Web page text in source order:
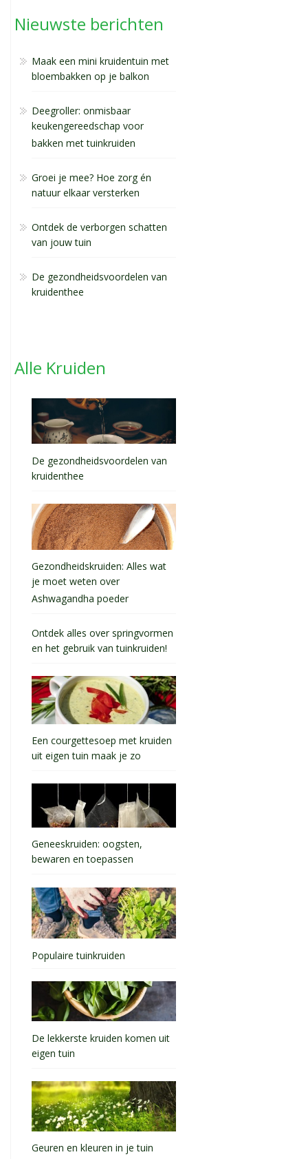
Nieuwste berichten
Maak een mini kruidentuin met
bloembakken op je balkon
Deegroller: onmisbaar
keukengereedschap voor
bakken met tuinkruiden
Groei je mee? Hoe zorg én
natuur elkaar versterken
Ontdek de verborgen schatten
van jouw tuin
De gezondheidsvoordelen van
kruidenthee
Alle Kruiden
De gezondheidsvoordelen van
kruidenthee
Gezondheidskruiden: Alles wat
je moet weten over
Ashwagandha poeder
Ontdek alles over springvormen
en het gebruik van tuinkruiden!
Een courgettesoep met kruiden
uit eigen tuin maak je zo
Geneeskruiden: oogsten,
bewaren en toepassen
Populaire tuinkruiden
De lekkerste kruiden komen uit
eigen tuin
Geuren en kleuren in je tuin